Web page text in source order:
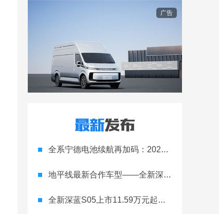
广告
全系宁德电池续航再加码：2027款埃安RT上市，9.98万元起
地平线最新合作车型——全新深蓝S05正式上市！
全新深蓝S05上市11.59万元起，全球时尚激光智能SUV全面进阶